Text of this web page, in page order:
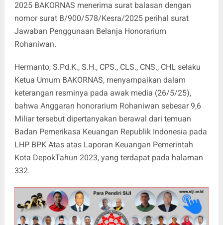
2025 BAKORNAS menerima surat balasan dengan
nomor surat B/900/578/Kesra/2025 perihal surat
Jawaban Penggunaan Belanja Honorarium
Rohaniwan.
Hermanto, S.Pd.K., S.H., CPS., CLS., CNS., CHL selaku
Ketua Umum BAKORNAS, menyampaikan dalam
keterangan resminya pada awak media (26/5/25),
bahwa Anggaran honorarium Rohaniwan sebesar 9,6
Miliar tersebut dipertanyakan berawal dari temuan
Badan Pemerikasa Keuangan Republik Indonesia pada
LHP BPK Atas atas Laporan Keuangan Pemerintah
Kota DepokTahun 2023, yang terdapat pada halaman
332.